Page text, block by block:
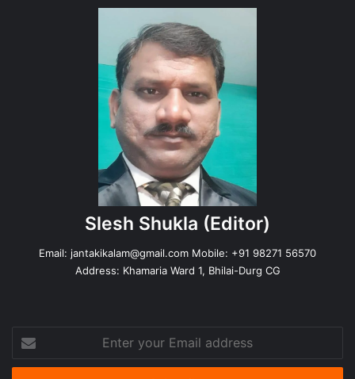
Slesh Shukla (Editor)
Email: jantakikalam@gmail.com Mobile: +91 98271 56570
Address: Khamaria Ward 1, Bhilai-Durg CG
your
Email